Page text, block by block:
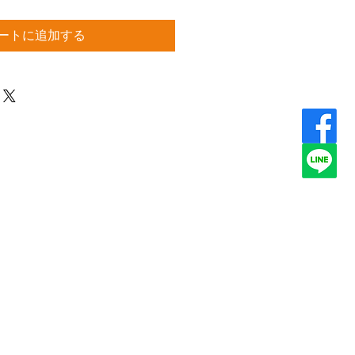
トに追加する